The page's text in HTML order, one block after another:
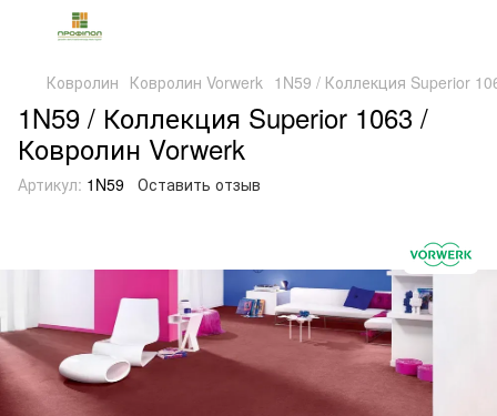
Ковролин Ковролин Vorwerk 1N59 / Коллекция Superior
1N59 / Коллекция Superior 1063 /
Ковролин Vorwerk
Артикул: 1N59 Оставить отзыв